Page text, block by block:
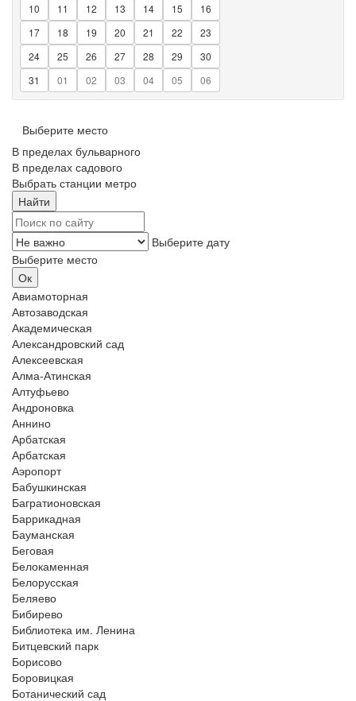
10
11 12 13 14 15
16
17
18 19 20 21 22
23
24
25 26 27 28 29
30
31
01 02 03 04 05 06
Выберите место
В пределах бульварного
В пределах садового
Выбрать станции метро
Выберите дату
Выберите место
Авиамоторная
Автозаводская
Академическая
Александровский сад
Алексеевская
Алма-Атинская
Алтуфьево
Андроновка
Аннино
Арбатская
Арбатская
Аэропорт
Бабушкинская
Багратионовская
Баррикадная
Бауманская
Беговая
Белокаменная
Белорусская
Беляево
Бибирево
Библиотека им. Ленина
Битцевский парк
Борисово
Боровицкая
Ботанический сад